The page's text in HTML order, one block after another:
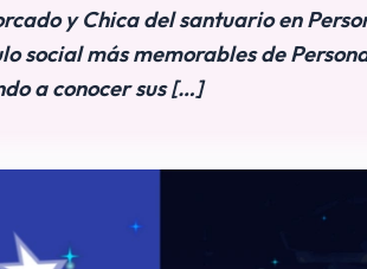
y Chica del santuario en
social más memorables de
a conocer sus […]